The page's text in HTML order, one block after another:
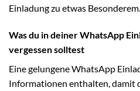
Einladung zu etwas Besonderem.
Was du in deiner WhatsApp
vergessen solltest
Eine gelungene WhatsApp
Informationen enthalten, damit